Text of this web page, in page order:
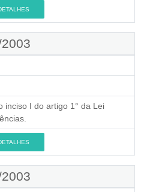
inciso I do artigo 1° da Lei